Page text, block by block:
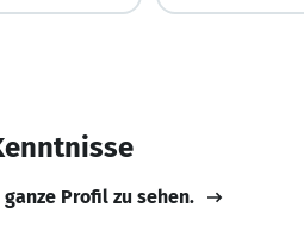
Profil zu sehen.